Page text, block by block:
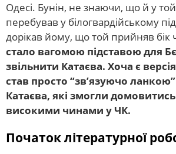
Одесі. Бунін, не знаючи, що й у той
перебував у білогвардійському
дорікав йому, що той прийняв бік
стало вагомою підставою для
звільнити Катаєва. Хоча є
став просто “зв’язуючо
Катаєва, які змогли домовитись
високими чинами у ЧК.
Початок літературної